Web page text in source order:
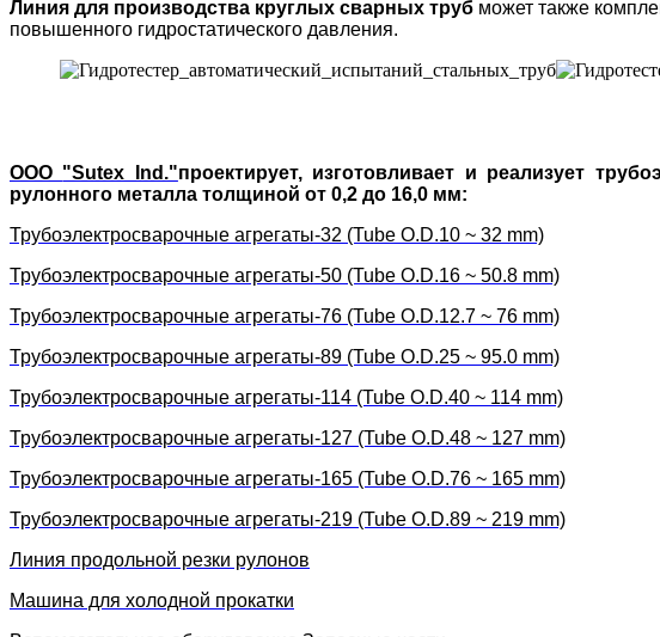
Линия для производства круглых сварных труб может также
повышенного гидростатического давления.
ООО "Sutex Ind."проектирует, изготовливает и реализует
рулонного металла толщиной от 0,2 до 16,0 мм:
Трубоэлектросварочные агрегаты-32 (Tube O.D.10 ~ 32 mm)
Трубоэлектросварочные агрегаты-50 (Tube O.D.16 ~ 50.8 mm)
Трубоэлектросварочные агрегаты-76 (Tube O.D.12.7 ~ 76 mm)
Трубоэлектросварочные агрегаты-89 (Tube O.D.25 ~ 95.0 mm)
Трубоэлектросварочные агрегаты-114 (Tube O.D.40 ~ 114 mm)
Трубоэлектросварочные агрегаты-127 (Tube O.D.48 ~ 127 mm)
Трубоэлектросварочные агрегаты-165 (Tube O.D.76 ~ 165 mm)
Трубоэлектросварочные агрегаты-219 (Tube O.D.89 ~ 219 mm)
Линия продольной резки рулонов
Машина для холодной прокатки